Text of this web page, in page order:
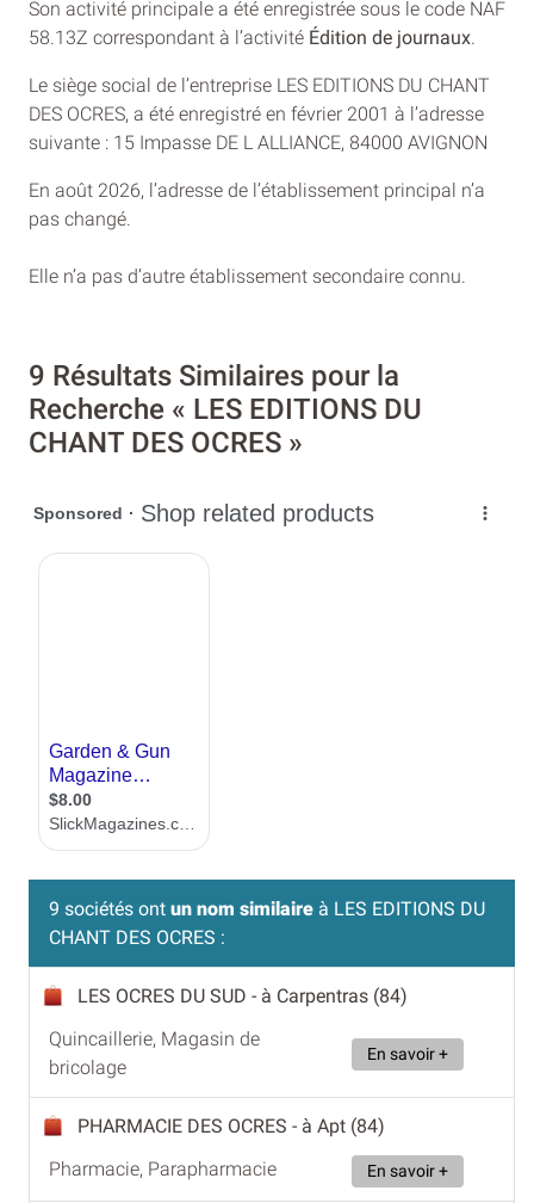
Son activité principale a été enregistrée sous le code NAF
58.13Z correspondant à l’activité Édition de journaux
Le siège social de l’entreprise LES EDITIONS DU CHANT
DES OCRES, a été enregistré en février 2001 à l’adresse
suivante : 15 Impasse DE L ALLIANCE, 84000 AVIGNON
En août 2026, l’adresse de l’établissement principal n’a
pas changé.
Elle n’a pas d’autre établissement secondaire connu.
9 Résultats Similaires pour la
Recherche « LES EDITIONS DU
CHANT DES OCRES »
9 sociétés ont un nom similaire à LES EDITIONS DU
CHANT DES OCRES :
LES OCRES DU SUD - à Carpentras (84)
Quincaillerie, Magasin de
bricolage
En savoir +
PHARMACIE DES OCRES - à Apt (84)
Pharmacie, Parapharmacie
En savoir +